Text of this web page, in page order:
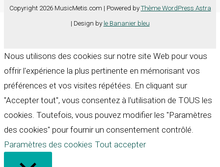
Copyright 2026 MusicMetis.com | Powered by Thème WordPress Astra
| Design by le Bananier bleu
Nous utilisons des cookies sur notre site Web pour vous
offrir l'expérience la plus pertinente en mémorisant vos
préférences et vos visites répétées. En cliquant sur
"Accepter tout", vous consentez à l'utilisation de TOUS les
cookies. Toutefois, vous pouvez modifier les "Paramètres
des cookies" pour fournir un consentement contrôlé.
Paramètres des cookies Tout accepter